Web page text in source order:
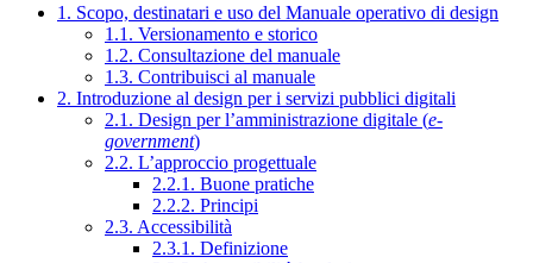
1. Scopo, destinatari e uso del Manuale operativo di design
1.1. Versionamento e storico
1.2. Consultazione del manuale
1.3. Contribuisci al manuale
2. Introduzione al design per i servizi pubblici digitali
2.1. Design per l’amministrazione digitale (e-
government)
2.2. L’approccio progettuale
2.2.1. Buone pratiche
2.2.2. Principi
2.3. Accessibilità
2.3.1. Definizione